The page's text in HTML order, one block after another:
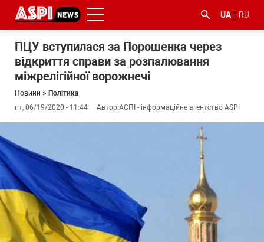
UA RU
ПЦУ вступилася за Порошенка через
відкриття справи за розпалювання
міжрелігійної ворожнечі
Новини » Політика
пт, 06/19/2020 - 11:44
Автор:АСПІ - інформаційне агентство ASPI
#ООС
корупцією
#коронавірус